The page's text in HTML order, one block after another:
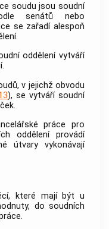
soudu jsou soudní
senátů nebo
se zařadí alespoň
oddělení vytváří
v jejichž obvodu
), se vytváří soudní
práce pro
oddělení provádí
útvary vykonávají
které mají být u
do soudních